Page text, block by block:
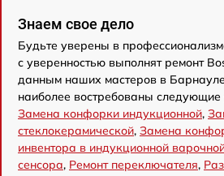
Знаем свое дело
Будьте уверены в
с уверенностью выполнят ремонт
данным наших мастеров в
наиболее востребованы следующие
Замена конфорки индукционной,
стеклокерамической, Замена
инвентора в индукционной
сенсора, Ремонт переключателя,